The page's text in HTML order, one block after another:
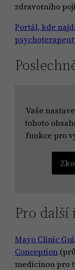
zdravotního
Portál, kde
Vaše
tohoto
funkce pro
Pro další
Mayo Clinic
Conception
medicínou pro